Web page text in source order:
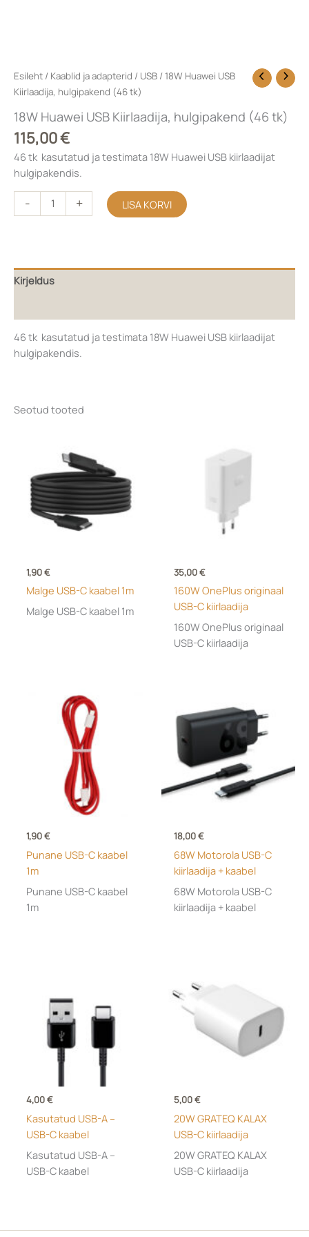
Esileht / Kaablid ja adapterid / USB / 18W Huawei USB
Kiirlaadija, hulgipakend (46 tk)
18W Huawei USB Kiirlaadija, hulgipakend (46 tk)
115,00€
46 tk kasutatud ja testimata 18W Huawei USB kiirlaadijat
hulgipakendis.
- + LISA KORVI
Kirjeldus
46 tk kasutatud ja testimata 18W Huawei USB kiirlaadijat
hulgipakendis.
Seotud tooted
1,90€
Malge USB-C kaabel 1m
Malge USB-C kaabel 1m
35,00€
160W OnePlus originaal
USB-C kiirlaadija
160W OnePlus originaal
USB-C kiirlaadija
1,90€
Punane USB-C kaabel
1m
Punane USB-C kaabel
1m
18,00€
68W Motorola USB-C
kiirlaadija + kaabel
68W Motorola USB-C
kiirlaadija + kaabel
4,00€
Kasutatud USB-A –
USB-C kaabel
Kasutatud USB-A –
USB-C kaabel
5,00€
20W GRATEQ KALAX
USB-C kiirlaadija
20W GRATEQ KALAX
USB-C kiirlaadija